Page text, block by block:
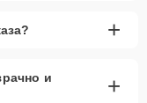
+
и
+